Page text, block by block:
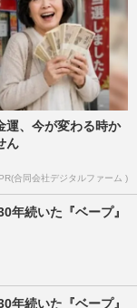
運、今が変わる時か
ん
PR(合同会社デジタルファーム )
年続いた『ベープ』
年続いた『ベープ』